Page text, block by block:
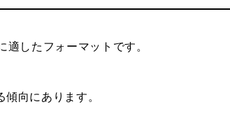
したフォーマットです。
向にあります。